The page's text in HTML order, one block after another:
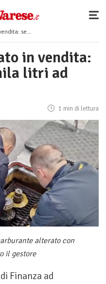
ad Abbiategrasso
in vendita:
litri ad
1 min di lettura
alterato con
il gestore
Finanza ad